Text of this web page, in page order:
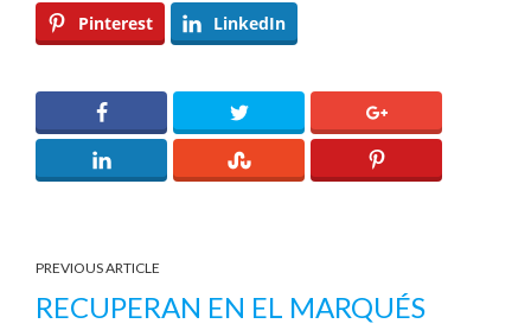
Pinterest LinkedIn
PREVIOUS ARTICLE
RECUPERAN EN EL MARQUÉS